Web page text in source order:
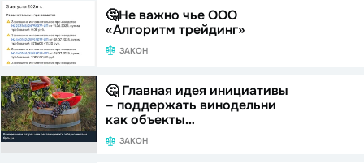
🤔Не важно чье ООО
«Алгоритм трейдинг»
ЗАКОН
🤔 Главная идея инициативы
– поддержать винодельни
как объекты…
ЗАКОН